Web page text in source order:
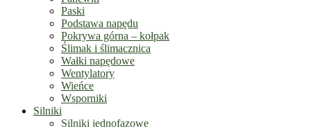
Paski
Podstawa napędu
Pokrywa górna – kołpak
Ślimak i ślimacznica
Wałki napędowe
Wentylatory
Wieńce
Wsporniki
Silniki
Silniki jednofazowe